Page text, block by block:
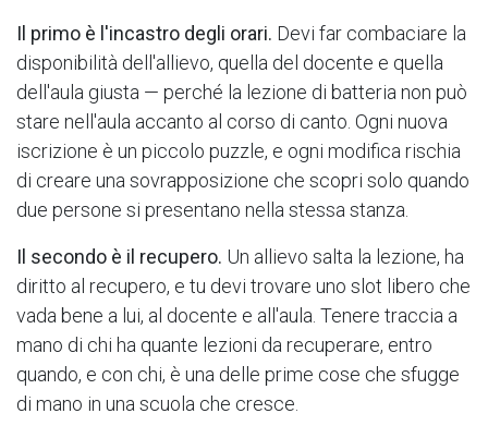
Il primo è l'incastro degli orari. Devi far combaciare la
disponibilità dell'allievo, quella del docente e quella
dell'aula giusta — perché la lezione di batteria non può
stare nell'aula accanto al corso di canto. Ogni nuova
iscrizione è un piccolo puzzle, e ogni modifica rischia
di creare una sovrapposizione che scopri solo quando
due persone si presentano nella stessa stanza.
Il secondo è il recupero. Un allievo salta la lezione, ha
diritto al recupero, e tu devi trovare uno slot libero che
vada bene a lui, al docente e all'aula. Tenere traccia a
mano di chi ha quante lezioni da recuperare, entro
quando, e con chi, è una delle prime cose che sfugge
di mano in una scuola che cresce.